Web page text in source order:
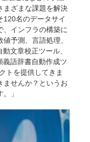
まざまな課題を解決
120名のデータサイ
、インフラの構築に
予測、言語処理、
文章校正ツール、
義語辞書自動作成ツ
トを提供してきま
ませんか？というお
」